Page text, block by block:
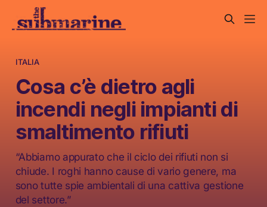
ITALIA
Cosa c’è dietro agli
incendi negli impianti di
smaltimento rifiuti
“Abbiamo appurato che il ciclo dei rifiuti non si
chiude. I roghi hanno cause di vario genere, ma
sono tutte spie ambientali di una cattiva gestione
del settore.”